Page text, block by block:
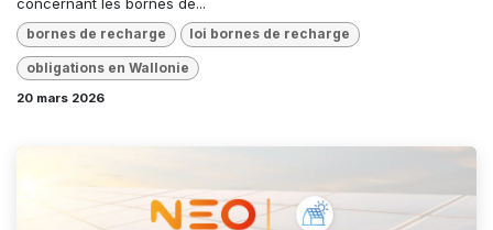
concernant les bornes de...
bornes de recharge loi bornes de recharge
obligations en Wallonie
20 mars 2026